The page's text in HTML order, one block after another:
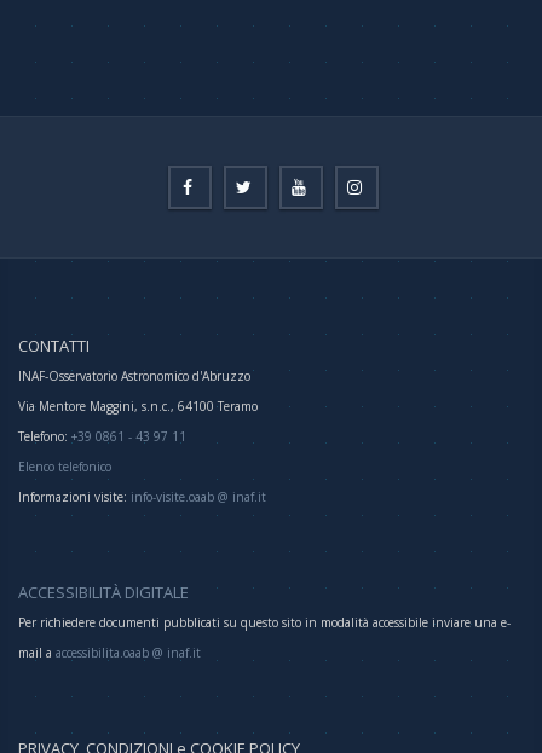
CONTATTI
INAF-Osservatorio Astronomico d'Abruzzo
Via Mentore Maggini, s.n.c., 64100 Teramo
Telefono: +39 0861 - 43 97 11
Elenco telefonico
Informazioni visite: info-visite.oaab @ inaf.it
ACCESSIBILITÀ DIGITALE
Per richiedere documenti pubblicati su questo sito in modalità accessibile inviare una e-
mail a accessibilita.oaab @ inaf.it
PRIVACY, CONDIZIONI e COOKIE POLICY